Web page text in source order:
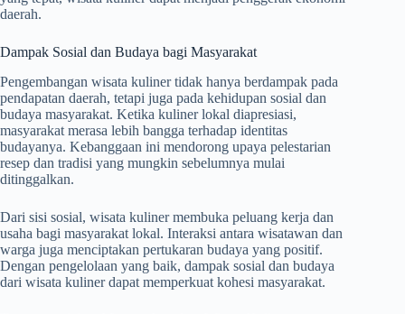
daerah.
Dampak Sosial dan Budaya bagi Masyarakat
Pengembangan wisata kuliner tidak hanya berdampak pada
pendapatan daerah, tetapi juga pada kehidupan sosial dan
budaya masyarakat. Ketika kuliner lokal diapresiasi,
masyarakat merasa lebih bangga terhadap identitas
budayanya. Kebanggaan ini mendorong upaya pelestarian
resep dan tradisi yang mungkin sebelumnya mulai
ditinggalkan.
Dari sisi sosial, wisata kuliner membuka peluang kerja dan
usaha bagi masyarakat lokal. Interaksi antara wisatawan dan
warga juga menciptakan pertukaran budaya yang positif.
Dengan pengelolaan yang baik, dampak sosial dan budaya
dari wisata kuliner dapat memperkuat kohesi masyarakat.